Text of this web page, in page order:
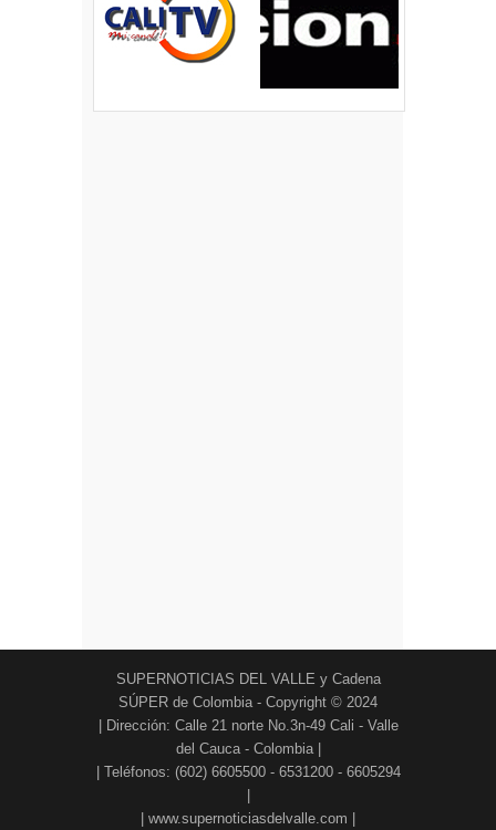
SUPERNOTICIAS DEL VALLE y Cadena
SÚPER de Colombia - Copyright © 2024
| Dirección: Calle 21 norte No.3n-49 Cali - Valle
del Cauca - Colombia |
| Teléfonos: (602) 6605500 - 6531200 - 6605294
| www.supernoticiasdelvalle.com |